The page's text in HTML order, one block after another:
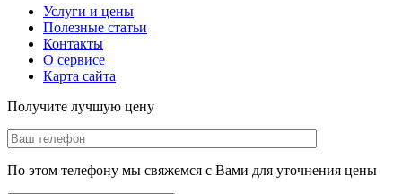
Услуги и цены
Полезные статьи
Контакты
О сервисе
Карта сайта
Получите лучшую цену
По этом телефону мы свяжемся с Вами для уточнения цены